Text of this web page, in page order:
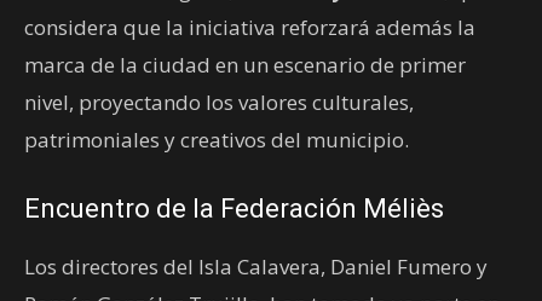
considera que la iniciativa reforzará además la
marca de la ciudad en un escenario de primer
nivel, proyectando los valores culturales,
patrimoniales y creativos del municipio.
Encuentro de la Federación Méliès
Los directores del Isla Calavera, Daniel Fumero y